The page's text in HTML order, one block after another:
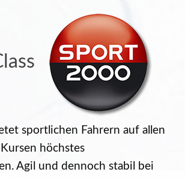
sportlichen Fahrern auf allen
höchstes
Agil und dennoch stabil bei